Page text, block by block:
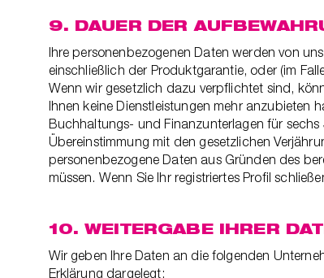
9. DAUER DER
Ihre personenbezogenen Daten werden von
einschließlich der Produktgarantie, oder (im
Wenn wir gesetzlich dazu verpflichtet sind,
Ihnen keine Dienstleistungen mehr anzubieten
Buchhaltungs- und Finanzunterlagen für
Übereinstimmung mit den gesetzlichen
personenbezogene Daten aus Gründen des
müssen. Wenn Sie Ihr registriertes Profil
10. WEITERGABE IHRER
Wir geben Ihre Daten an die folgenden
Erklärung dargelegt: